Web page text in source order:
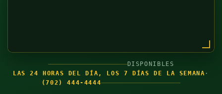
DISPONIBLES
LAS 24 HORAS DEL DÍA, LOS 7 DÍAS DE LA SEMANA ·
(702) 444-4444